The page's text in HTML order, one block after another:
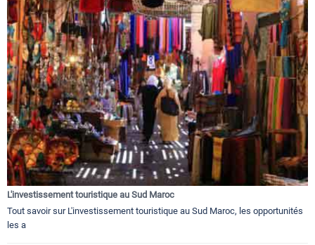
L'investissement touristique au Sud Maroc
Tout savoir sur L'investissement touristique au Sud Maroc, les opportunités
les a